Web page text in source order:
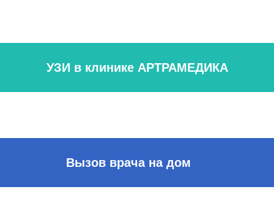
УЗИ в клинике АРТРАМЕДИКА
Вызов врача на дом